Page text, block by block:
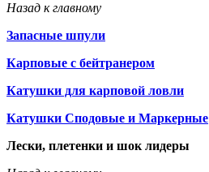
Назад к главному
Запасные шпули
Карповые с бейтранером
Катушки для карповой ловли
Катушки Сподовые и Маркерные
Лески, плетенки и шок лидеры